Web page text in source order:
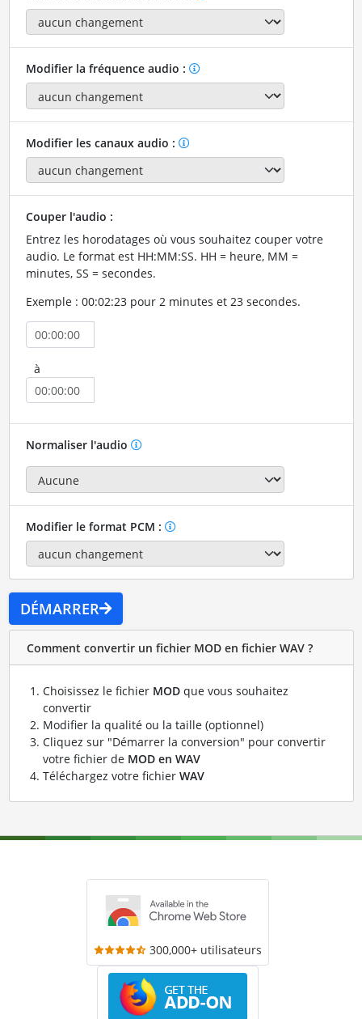
Modifier la fréquence audio :
Modifier les canaux audio :
Couper l'audio :
Entrez les horodatages où vous souhaitez couper votre
audio. Le format est HH:MM:SS. HH = heure, MM =
minutes, SS = secondes.
Exemple : 00:02:23 pour 2 minutes et 23 secondes.
à
Normaliser l'audio
Modifier le format PCM :
DÉMARRER
Comment convertir un fichier MOD en fichier WAV ?
Choisissez le fichier MODque vous souhaitez
convertir
Modifier la qualité ou la taille (optionnel)
Cliquez sur "Démarrer la conversion" pour convertir
votre fichier de MOD en WAV
Téléchargez votre fichier WAV
300,000+ utilisateurs